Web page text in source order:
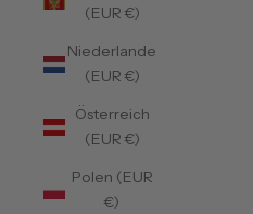
(EUR €)
Niederlande
(EUR €)
Österreich
(EUR €)
Polen (EUR
€)